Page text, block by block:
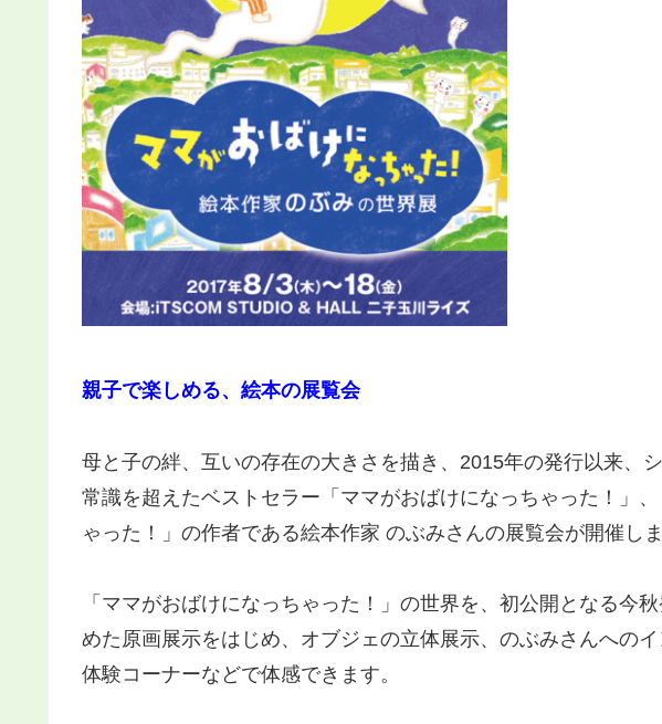
親子で楽しめる、絵本の展覧会
母と子の絆、互いの存在の大きさを描き、2015年の発行以来、
常識を超えたベストセラー「ママがおばけになっちゃった！」
ゃった！」の作者である絵本作家 のぶみさんの展覧会が開催しま
「ママがおばけになっちゃった！」の世界を、初公開となる今
めた原画展示をはじめ、オブジェの立体展示、のぶみさんへの
体験コーナーなどで体感できます。